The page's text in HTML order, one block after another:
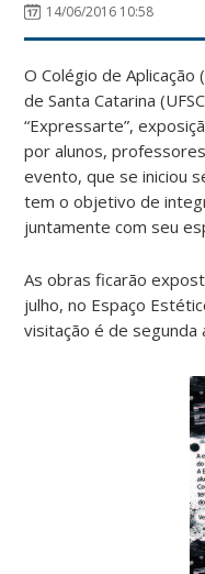
14/06/2016 10:58
O Colégio de Aplicação
de Santa Catarina
“Expressarte”,
por alunos,
evento, que se iniciou
tem o objetivo de
juntamente com seu
As obras ficarão
julho, no Espaço
visitação é de segunda